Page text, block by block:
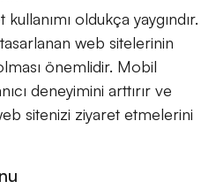
oldukça yaygındır.
web sitelerinin
önemlidir. Mobil
deneyimini arttırır ve
sitenizi ziyaret etmelerini